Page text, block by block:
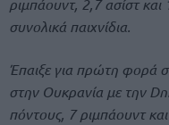
ριμπάουντ, 2,7 ασίστ
συνολικά παιχνίδια.
Έπαιξε για πρώτη φορά
στην Ουκρανία με την
πόντους, 7 ριμπάουντ